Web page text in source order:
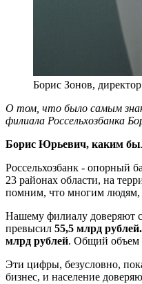
Борис Зонов,
О том, что было самым
филиала Россельхозбанка
Борис Юрьевич, каким был
Россельхозбанк - опорный
23 районах области, на
помним, что многим людям,
Нашему филиалу доверяют
превысил 55,5 млрд рублей.
млрд рублей. Общий объем
Эти цифры, безусловно,
бизнес, и население